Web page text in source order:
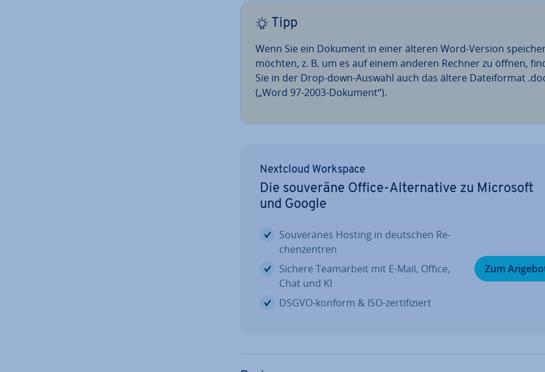
Tipp
Wenn Sie ein Dokument in einer älteren Word-Version
möchten, z. B. um es auf einem anderen Rechner zu öffnen,
Sie in der Drop-down-Auswahl auch das ältere Da­tei­for­mat
(„Word 97-2003-Dokument“).
Nextcloud Workspace
Die souveräne Office-Al­ter­na­ti­ve zu Microsoft
und Google
Sou­ve­rä­nes Hosting in deutschen Re­
chen­zen­tren
Sichere Team­ar­beit mit E-Mail, Office,
Chat und KI
DSGVO-konform & ISO-zer­ti­fi­ziert
Zum